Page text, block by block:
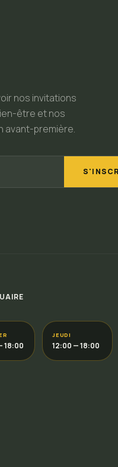
nos invitations
être et nos
avant-première.
18:00
JEUDI
12:00 — 18:00